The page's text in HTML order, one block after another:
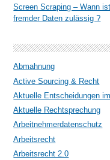
Screen Scraping – Wann
fremder Daten zulässig ?
Abmahnung
Active Sourcing & Recht
Aktuelle Entscheidungen
Aktuelle Rechtsprechung
Arbeitnehmerdatenschutz
Arbeitsrecht
Arbeitsrecht 2.0